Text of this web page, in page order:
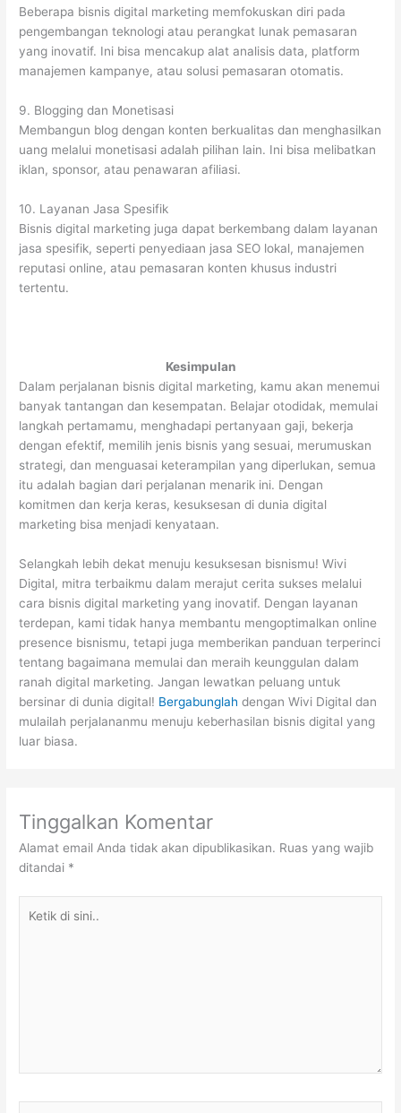
Beberapa bisnis digital marketing memfokuskan diri pada
pengembangan teknologi atau perangkat lunak pemasaran
yang inovatif. Ini bisa mencakup alat analisis data, platform
manajemen kampanye, atau solusi pemasaran otomatis.
9. Blogging dan Monetisasi
Membangun blog dengan konten berkualitas dan menghasilkan
uang melalui monetisasi adalah pilihan lain. Ini bisa melibatkan
iklan, sponsor, atau penawaran afiliasi.
10. Layanan Jasa Spesifik
Bisnis digital marketing juga dapat berkembang dalam layanan
jasa spesifik, seperti penyediaan jasa SEO lokal, manajemen
reputasi online, atau pemasaran konten khusus industri
tertentu.
Kesimpulan
Dalam perjalanan bisnis digital marketing, kamu akan menemui
banyak tantangan dan kesempatan. Belajar otodidak, memulai
langkah pertamamu, menghadapi pertanyaan gaji, bekerja
dengan efektif, memilih jenis bisnis yang sesuai, merumuskan
strategi, dan menguasai keterampilan yang diperlukan, semua
itu adalah bagian dari perjalanan menarik ini. Dengan
komitmen dan kerja keras, kesuksesan di dunia digital
marketing bisa menjadi kenyataan.
Selangkah lebih dekat menuju kesuksesan bisnismu! Wivi
Digital, mitra terbaikmu dalam merajut cerita sukses melalui
cara bisnis digital marketing yang inovatif. Dengan layanan
terdepan, kami tidak hanya membantu mengoptimalkan online
presence bisnismu, tetapi juga memberikan panduan terperinci
tentang bagaimana memulai dan meraih keunggulan dalam
ranah digital marketing. Jangan lewatkan peluang untuk
bersinar di dunia digital! Bergabunglah dengan Wivi Digital dan
mulailah perjalananmu menuju keberhasilan bisnis digital yang
luar biasa.
Tinggalkan Komentar
Alamat email Anda tidak akan dipublikasikan. Ruas yang wajib
ditandai *